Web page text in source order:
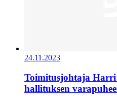
24.11.2023
Toimitusjohtaja
hallituksen